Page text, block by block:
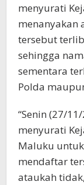
menyurati
menanyakan
tersebut
sehingga
sementara
Polda
“Senin (27/
menyurati
Maluku
mendaftar
ataukah